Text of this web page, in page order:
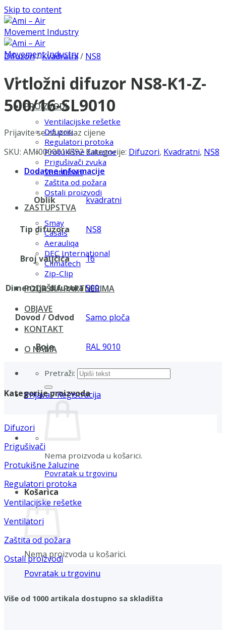
Skip to content
PROIZVODI
Ventilacijske rešetke
Difuzori
Regulatori protoka
Protukišne žaluzine
Prigušivači zvuka
Ventilatori
Zaštita od požara
Ostali proizvodi
ZASTUPSTVA
Smay
Casals
Aerauliqa
DEC International
Climatech
Zip-Clip
PODRŠKA PARTNERIMA
OBJAVE
KONTAKT
O NAMA
Pretraži:
Prijava / Registracija
Nema proizvoda u košarici.
Povratak u trgovinu
Košarica
Nema proizvoda u košarici.
Povratak u trgovinu
Difuzori/Kvadratni/ NS8
Vrtložni difuzor NS8-K1-Z-
500/16-SL9010
Prijavite se za prikaz cijene
SKU: AMI0000014592 Kategorije: Difuzori, Kvadratni, NS8
Dodatne informacije
Oblik kvadratni
Tip difuzora NS8
Broj valjčića 16
Dimenzija difuzora500
Dovod / Odvod Samo ploča
Boja RAL 9010
Kategorije proizvoda
Difuzori
Prigušivači
Protukišne žaluzine
Regulatori protoka
Ventilacijske rešetke
Ventilatori
Zaštita od požara
Ostali proizvodi
Više od 1000 artikala dostupno sa skladišta